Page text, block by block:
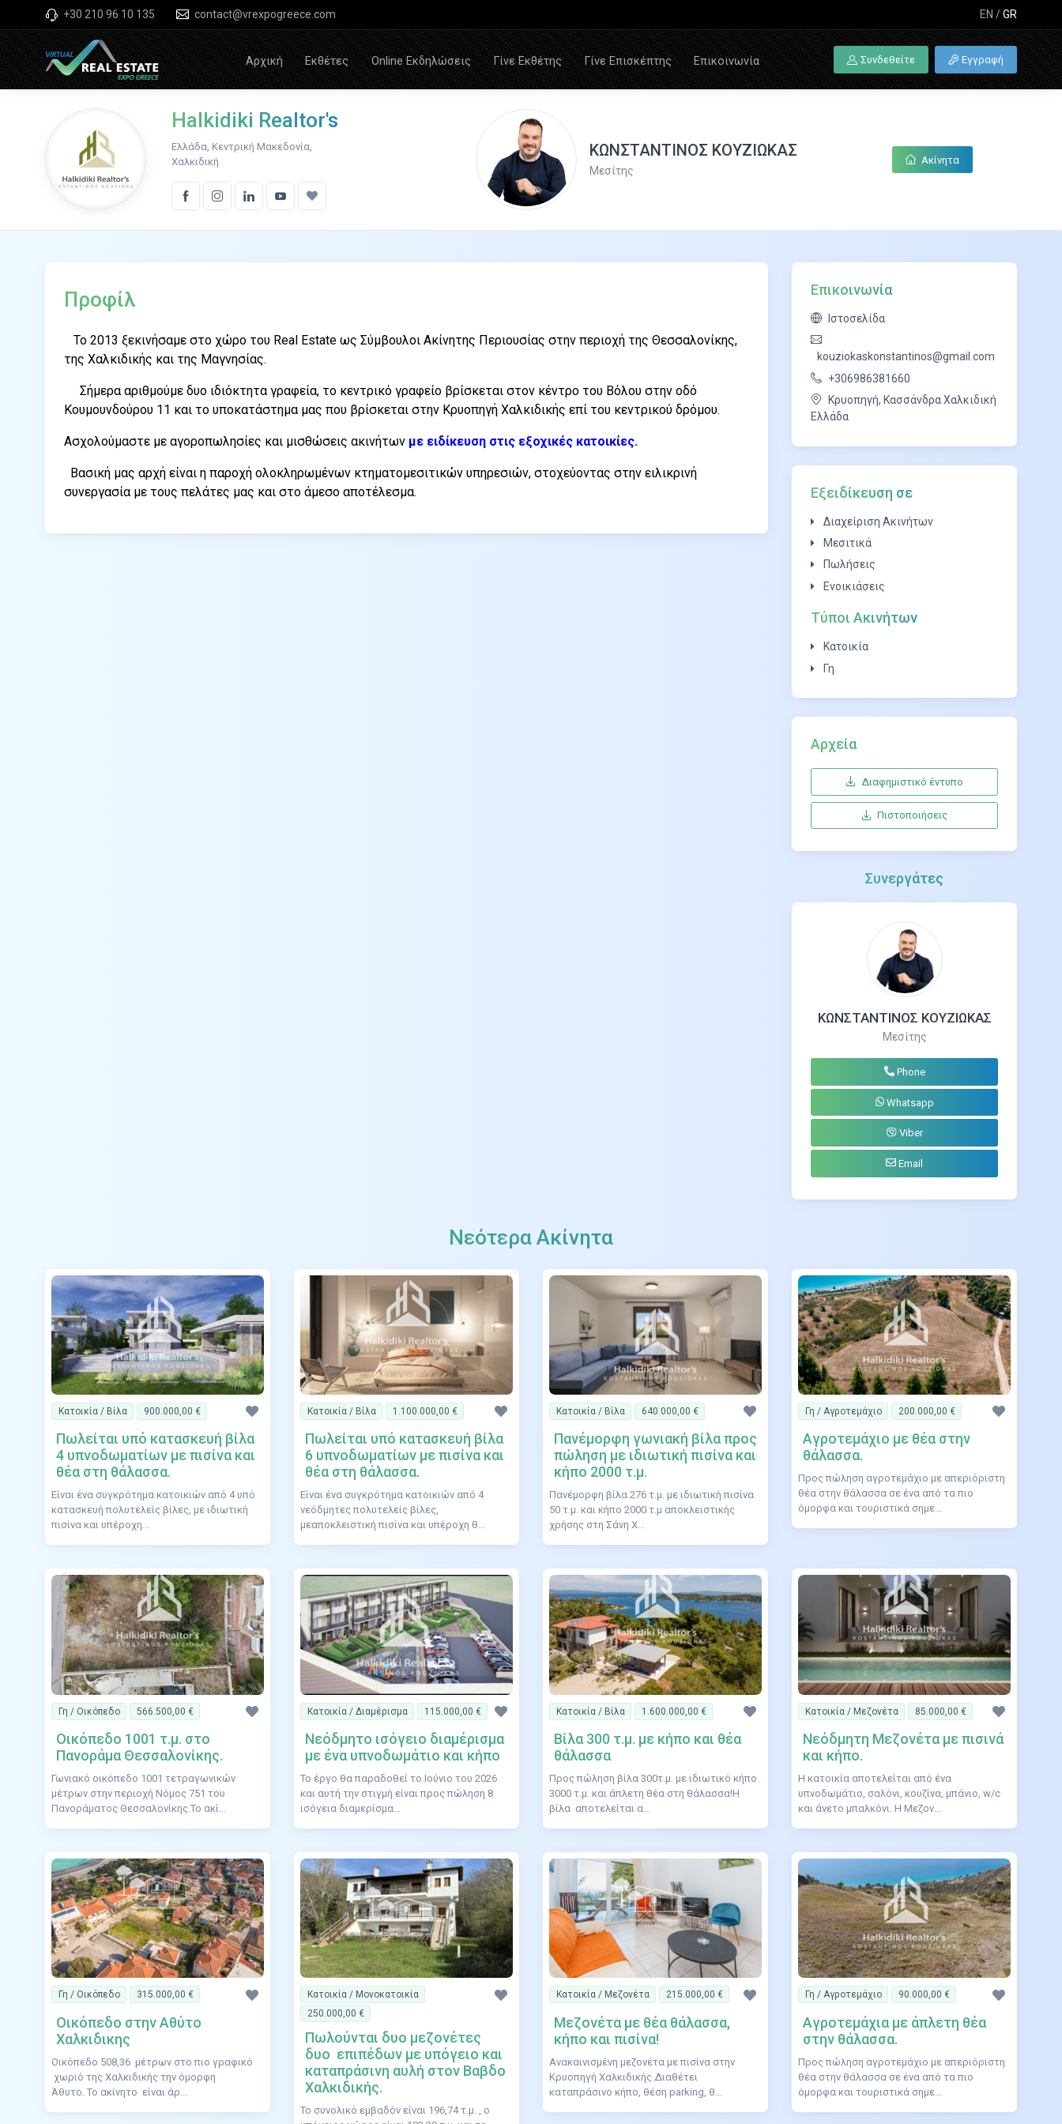
+30 210 96 10 135 contact@vrexpogreece.com EN /GR
Συνδεθείτε Εγγραφή
Αρχική Εκθέτες Online Εκδηλώσεις Γίνε Εκθέτης Γίνε Επισκέπτης Επικοινωνία
Halkidiki Realtor's
Ελλάδα, Κεντρική Μακεδονία,
Χαλκιδική
ΚΩΝΣΤΑΝΤΙΝΟΣ ΚΟΥΖΙΩΚΑΣ
Μεσίτης
Ακίνητα
Προφίλ
Το 2013 ξεκινήσαμε στο χώρο του Real Estate ως Σύμβουλοι Ακίνητης Περιουσίας στην περιοχή της Θεσσαλονίκης,
της Χαλκιδικής και της Μαγνησίας.
Σήμερα αριθμούμε δυο ιδιόκτητα γραφεία, το κεντρικό γραφείο βρίσκεται στον κέντρο του Βόλου στην οδό
Κουμουνδούρου 11 και το υποκατάστημα μας που βρίσκεται στην Κρυοπηγή Χαλκιδικής επί του κεντρικού δρόμου.
Ασχολούμαστε με αγοροπωλησίες και μισθώσεις ακινήτων με ειδίκευση στις εξοχικές κατοικίες.
Βασική μας αρχή είναι η παροχή ολοκληρωμένων κτηματομεσιτικών υπηρεσιών, στοχεύοντας στην ειλικρινή
συνεργασία με τους πελάτες μας και στο άμεσο αποτέλεσμα.
Επικοινωνία
Ιστοσελίδα
kouziokaskonstantinos@gmail.com
+306986381660
Κρυοπηγή, Κασσάνδρα Χαλκιδική
Ελλάδα
Εξειδίκευση σε
Διαχείριση Ακινήτων
Μεσιτικά
Πωλήσεις
Ενοικιάσεις
Τύποι Ακινήτων
Κατοικία
Γη
Αρχεία
Διαφημιστικό έντυπο
Πιστοποιήσεις
Συνεργάτες
ΚΩΝΣΤΑΝΤΙΝΟΣ ΚΟΥΖΙΩΚΑΣ
Μεσίτης
Phone
Whatsapp
Viber
Email
Νεότερα Ακίνητα
Κατοικία / Βίλα 900.000,00 €
Πωλείται υπό κατασκευή βίλα
4 υπνοδωματίων με πισίνα και
θέα στη θάλασσα.
Είναι ένα συγκρότημα κατοικιών από 4 υπό
κατασκευή πολυτελείς βίλες, με ιδιωτική
πισίνα και υπέροχη...
Κατοικία / Βίλα 1.100.000,00 €
Πωλείται υπό κατασκευή βίλα
6 υπνοδωματίων με πισίνα και
θέα στη θάλασσα.
Είναι ένα συγκρότημα κατοικιών από 4
νεόδμητες πολυτελείς βίλες,
μεαποκλειστική πισίνα και υπέροχη θ...
Κατοικία / Βίλα 640.000,00 €
Πανέμορφη γωνιακή βίλα προς
πώληση με ιδιωτική πισίνα και
κήπο 2000 τ.μ.
Πανέμορφη βίλα 276 τ.μ. με ιδιωτική πισίνα
50 τ.μ. και κήπο 2000 τ.μ αποκλειστικής
χρήσης στη Σάνη Χ...
Γη / Αγροτεμάχιο 200.000,00 €
Αγροτεμάχιο με θέα στην
θάλασσα.
Προς πώληση αγροτεμάχιo με απεριόριστη
θέα στην θάλασσα σε ένα από τα πιο
όμορφα και τουριστικά σημε...
Γη / Οικόπεδο 566.500,00 €
Οικόπεδο 1001 τ.μ. στο
Πανοράμα Θεσσαλονίκης.
Γωνιακό οικόπεδο 1001 τετραγωνικών
μέτρων στην περιοχή Νόμος 751 του
Πανοράματος Θεσσαλονίκης.Το ακί...
Κατοικία / Διαμέρισμα 115.000,00 €
Νεόδμητο ισόγειο διαμέρισμα
με ένα υπνοδωμάτιο και κήπο
Το έργο θα παραδοθεί το Ιούνιο του 2026
και αυτή την στιγμή είναι προς πώληση 8
ισόγεια διαμερίσμα...
Κατοικία / Βίλα 1.600.000,00 €
Βίλα 300 τ.μ. με κήπο και θέα
θάλασσα
Προς πώληση βίλα 300τ.μ. με ιδιωτικό κήπο
3000 τ.μ. και άπλετη θέα στη θάλασσα!Η
βίλα αποτελείται α...
Κατοικία / Μεζονέτα 85.000,00 €
Νεόδμητη Μεζονέτα με πισινά
και κήπο.
Η κατοικία αποτελείται από ένα
υπνοδωμάτιο, σαλόνι, κουζίνα, μπάνιο, w/c
και άνετο μπαλκόνι. H Μεζον...
Γη / Οικόπεδο 315.000,00 €
Οικόπεδο στην Αθύτο
Χαλκιδικης
Οικόπεδο 508,36 μέτρων στο πιο γραφικό
χωριό της Χαλκιδικής την όμορφη
Άθυτο. Το ακίνητο είναι άρ...
Κατοικία / Μονοκατοικία
250.000,00 €
Πωλούνται δυο μεζονέτες
δυο επιπέδων με υπόγειο και
καταπράσινη αυλή στον Βαβδο
Χαλκιδικής.
Το συνολικό εμβαδόν είναι 196,74 τ.μ. , ο
Κατοικία / Μεζονέτα 215.000,00 €
Μεζονέτα με θέα θάλασσα,
κήπο και πισίνα!
Ανακαινισμένη μεζονέτα με πισίνα στην
Κρυοπηγή Χαλκιδικής.Διαθέτει
καταπράσινο κήπο, θέση parking, θ...
Γη / Αγροτεμάχιο 90.000,00 €
Αγροτεμάχια με άπλετη θέα
στην θάλασσα.
Προς πώληση αγροτεμάχιo με απεριόριστη
θέα στην θάλασσα σε ένα από τα πιο
όμορφα και τουριστικά σημε...